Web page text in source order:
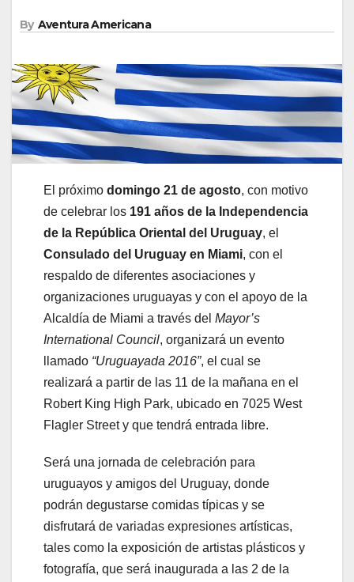
By Aventura Americana
El próximo domingo 21 de agosto, con motivo
de celebrar los 191 años de la Independencia
de la República Oriental del Uruguay, el
Consulado del Uruguay en Miami, con el
respaldo de diferentes asociaciones y
organizaciones uruguayas y con el apoyo de la
Alcaldía de Miami a través del Mayor’s
International Council, organizará un evento
llamado “Uruguayada 2016”, el cual se
realizará a partir de las 11 de la mañana en el
Robert King High Park, ubicado en 7025 West
Flagler Street y que tendrá entrada libre.
Será una jornada de celebración para
uruguayos y amigos del Uruguay, donde
podrán degustarse comidas típicas y se
disfrutará de variadas expresiones artísticas,
tales como la exposición de artistas plásticos y
fotografía, que será inaugurada a las 2 de la